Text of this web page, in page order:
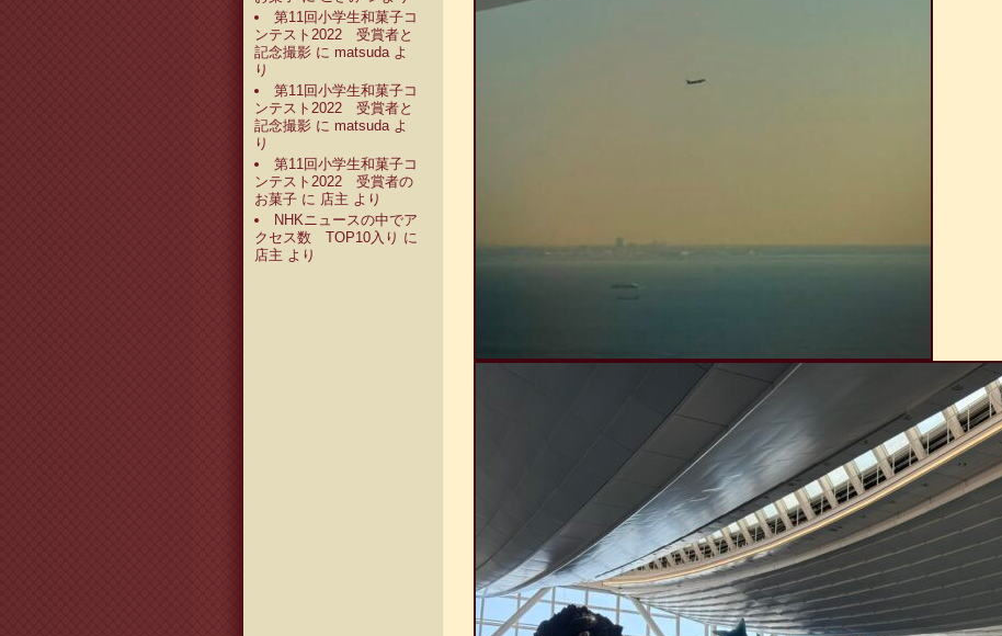
第11回小学生和菓子コ
ンテスト2022 受賞者と
記念撮影 に matsudaよ
り
第11回小学生和菓子コ
ンテスト2022 受賞者と
記念撮影 に matsudaよ
り
第11回小学生和菓子コ
ンテスト2022 受賞者の
お菓子 に 店主 より
NHKニュースの中でア
クセス数 TOP10入り に
店主 より